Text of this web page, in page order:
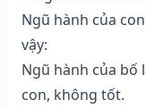
Ngũ hành của
vậy:
Ngũ hành của bố
con, không tốt.